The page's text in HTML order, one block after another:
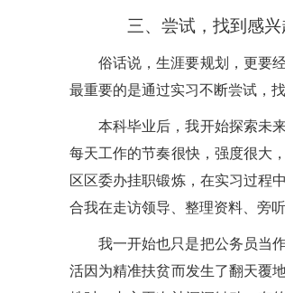
三、尝试，找到感
俗话说，生涯要规划，更要
最重要的是通过实习不断尝试，
本科毕业后，我开始探索未
每天工作的节奏很快，强度很大
区区委办挂职锻炼，在实习过程
合我在走访领导、整理资料、旁
我一开始也只是把公务员当
活因为精准扶贫而发生了翻天覆